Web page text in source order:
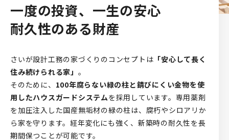
一度の投資、一生の安心
耐久性のある財産
さいが設計工務の家づくりのコンセプトは 「安心して長く
住み続けられる家」 。
そのために、 100年腐らない緑の柱と錆びにくい金物を使
用したハウスガードシステムを採用しています。専用薬剤
を加圧注入した国産無垢材の緑の柱は、腐朽やシロアリか
ら家を守ります。経年変化にも強く、新築時の耐久性を長
期間保つことが可能です。